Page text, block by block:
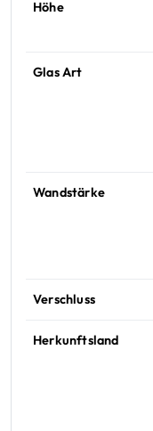
Höhe
Glas Art
Wandstärke
Verschluss
Herkunftsland